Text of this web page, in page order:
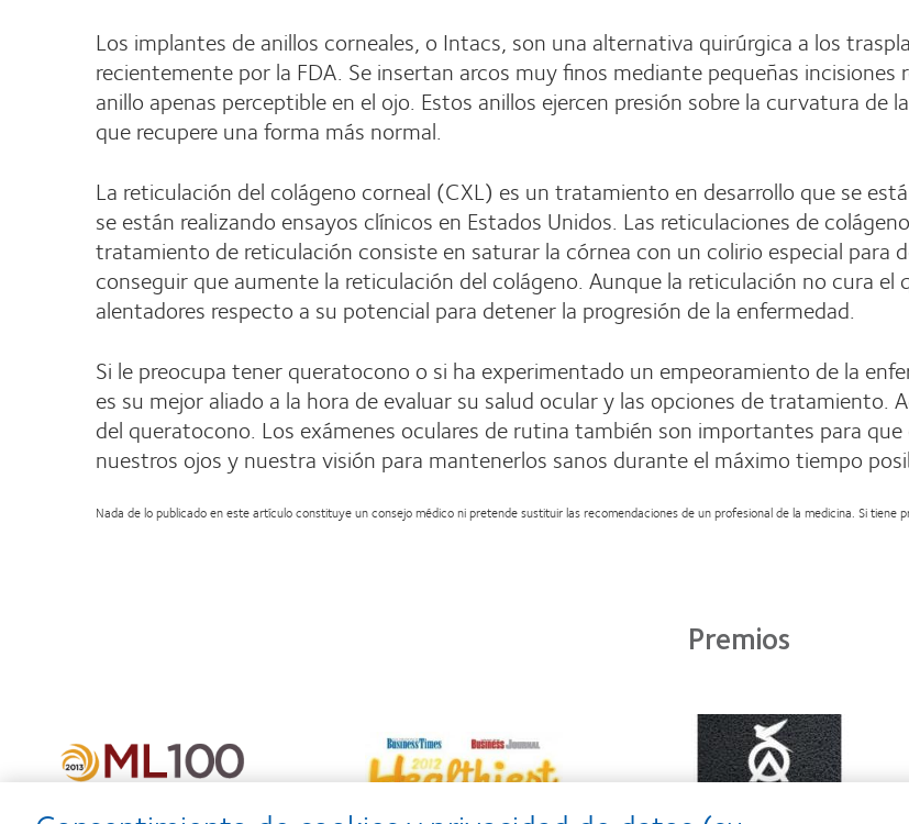
Los implantes de anillos corneales, o Intacs, son una alternativa quirúrgica a los
recientemente por la FDA. Se insertan arcos muy finos mediante pequeñas incisiones
anillo apenas perceptible en el ojo. Estos anillos ejercen presión sobre la curvatura
que recupere una forma más normal.
La reticulación del colágeno corneal (CXL) es un tratamiento en desarrollo que se
se están realizando ensayos clínicos en Estados Unidos. Las reticulaciones de
tratamiento de reticulación consiste en saturar la córnea con un colirio especial para
conseguir que aumente la reticulación del colágeno. Aunque la reticulación no cura
alentadores respecto a su potencial para detener la progresión de la enfermedad.
Si le preocupa tener queratocono o si ha experimentado un empeoramiento de la
es su mejor aliado a la hora de evaluar su salud ocular y las opciones de tratamiento.
del queratocono. Los exámenes oculares de rutina también son importantes para
nuestros ojos y nuestra visión para mantenerlos sanos durante el máximo tiempo
Nada de lo publicado en este artículo constituye un consejo médico ni pretende sustituir las recomendaciones de un profesional de la medicina. Si tiene
Premios